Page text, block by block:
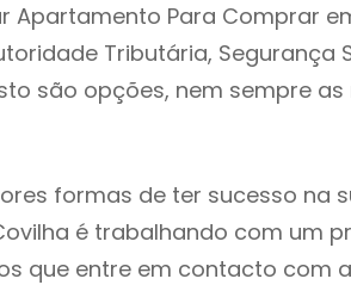
Apartamento Para Comprar
Tributária, Segurança
são opções, nem sempre
formas de ter sucesso na
é trabalhando com um
que entre em contacto com